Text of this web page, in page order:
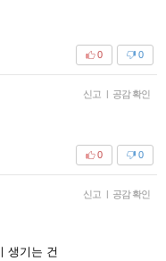
0
0
신고 | 공감 확인
0
0
신고 | 공감 확인
생기는 건